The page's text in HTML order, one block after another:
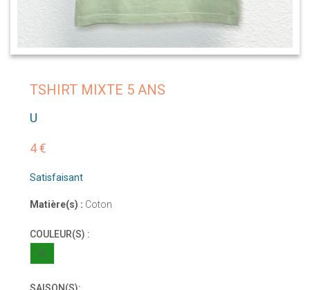
TSHIRT MIXTE 5 ANS
U
4 €
Satisfaisant
Matière(s) : Coton
COULEUR(S) :
VE